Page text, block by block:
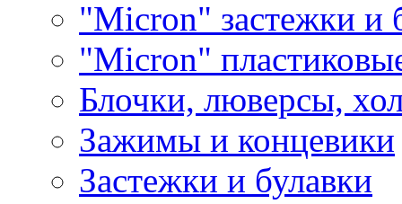
"Micron" застежки и
"Micron"
Блочки, люверсы,
Зажимы и концевики
Застежки и булавки